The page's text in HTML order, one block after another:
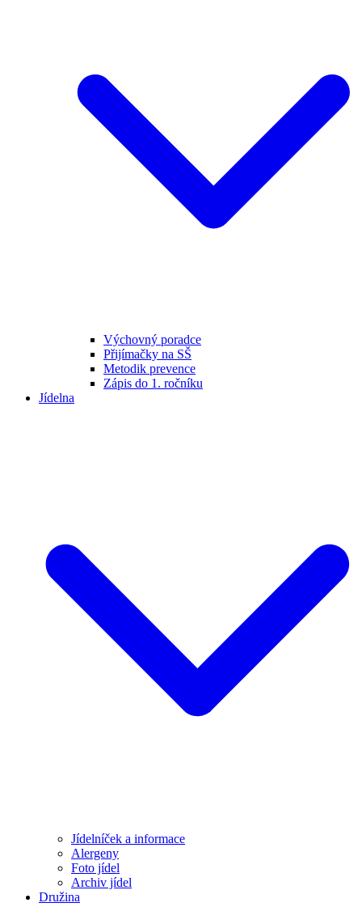
Výchovný poradce
Přijímačky na SŠ
Metodik prevence
Zápis do 1. ročníku
Jídelna
Jídelníček a informace
Alergeny
Foto jídel
Archiv jídel
Družina